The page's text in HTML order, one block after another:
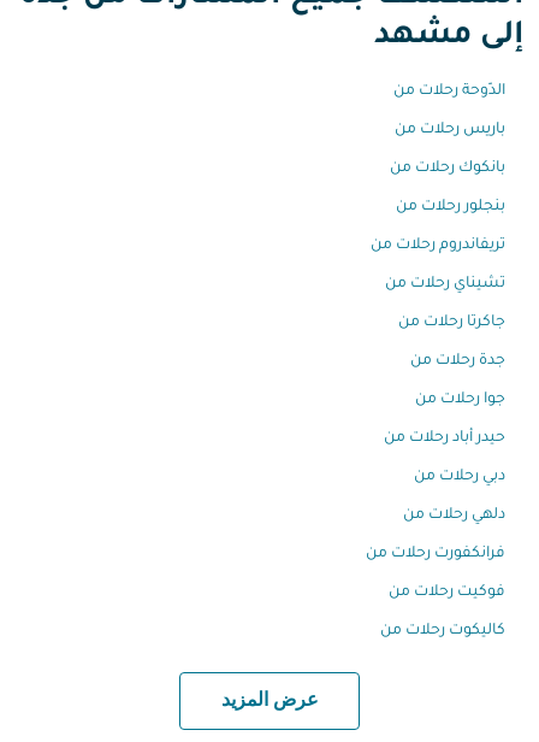
إلى مشهد
الدّوحة رحلات من
باريس رحلات من
بانكوك رحلات من
بنجلور رحلات من
تريفاندروم رحلات من
تشيناي رحلات من
جاكرتا رحلات من
جدة رحلات من
جوا رحلات من
حيدر أباد رحلات من
دبي رحلات من
دلهي رحلات من
فرانكفورت رحلات من
فوكيت رحلات من
كاليكوت رحلات من
عرض المزيد